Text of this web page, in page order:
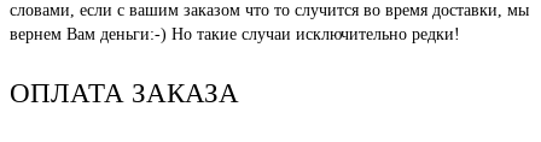
словами, если с вашим заказом что то случится во время доставки, мы
вернем Вам деньги:-) Но такие случаи исключительно редки!
ОПЛАТА ЗАКАЗА